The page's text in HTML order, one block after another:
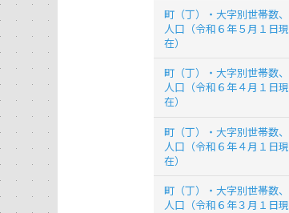
町（丁）・大字別世帯数、
人口（令和６年５月１日現
在）
町（丁）・大字別世帯数、
人口（令和６年４月１日現
在）
町（丁）・大字別世帯数、
人口（令和６年４月１日現
在）
町（丁）・大字別世帯数、
人口（令和６年３月１日現